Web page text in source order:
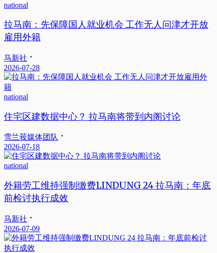
national
拉马南：先保障国人就业机会 工作无人问津才开放
雇用外籍
马新社
2026-07-28
national
住宅区建数据中心？ 拉马南将带到内阁讨论
雪兰莪媒体团队
2026-07-18
national
外籍劳工维持强制缴费LINDUNG 24 拉马南：年底
前检讨执行成效
马新社
2026-07-09